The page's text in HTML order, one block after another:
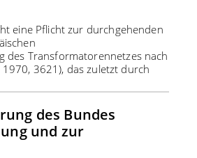
eine Pflicht zur durchgehenden
des Transformatorennetzes nach
1970, 3621), das zuletzt durch
des Bundes
und zur